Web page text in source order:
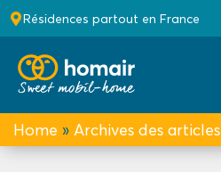
Résidences partout en France
Home » Archives des articles